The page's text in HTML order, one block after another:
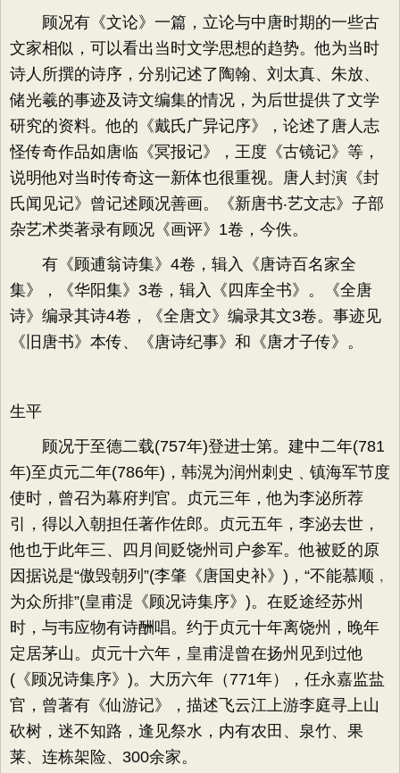
顾况有《文论》一篇，立论与中唐时期的一些古
文家相似，可以看出当时文学思想的趋势。他为当时
诗人所撰的诗序，分别记述了陶翰、刘太真、朱放、
储光羲的事迹及诗文编集的情况，为后世提供了文学
研究的资料。他的《戴氏广异记序》，论述了唐人志
怪传奇作品如唐临《冥报记》，王度《古镜记》等，
说明他对当时传奇这一新体也很重视。唐人封演《封
氏闻见记》曾记述顾况善画。《新唐书‧艺文志》子部
杂艺术类著录有顾况《画评》1卷，今佚。
有《顾逋翁诗集》4卷，辑入《唐诗百名家全
集》，《华阳集》3卷，辑入《四库全书》。《全唐
诗》编录其诗4卷，《全唐文》编录其文3卷。事迹见
《旧唐书》本传、《唐诗纪事》和《唐才子传》。
生平
顾况于至德二载(757年)登进士第。建中二年(781
年)至贞元二年(786年)，韩滉为润州刺史﹑镇海军节度
使时，曾召为幕府判官。贞元三年，他为李泌所荐
引，得以入朝担任著作佐郎。贞元五年，李泌去世，
他也于此年三、四月间贬饶州司户参军。他被贬的原
因据说是“傲毁朝列”(李肇《唐国史补》)，“不能慕顺﹐
为众所排”(皇甫湜《顾况诗集序》)。在贬途经苏州
时，与韦应物有诗酬唱。约于贞元十年离饶州，晚年
定居茅山。贞元十六年，皇甫湜曾在扬州见到过他
(《顾况诗集序》)。大历六年（771年），任永嘉监盐
官，曾著有《仙游记》，描述飞云江上游李庭寻上山
砍树，迷不知路，逢见祭水，内有农田、泉竹、果
莱、连栋架险、300余家。